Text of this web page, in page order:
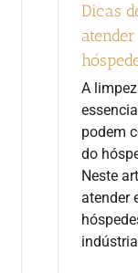
Dicas
A
podem
do
Neste
atender